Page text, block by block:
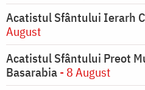
Acatistul Sfântului Ierarh
August
Acatistul Sfântului Preot
Basarabia- 8 August